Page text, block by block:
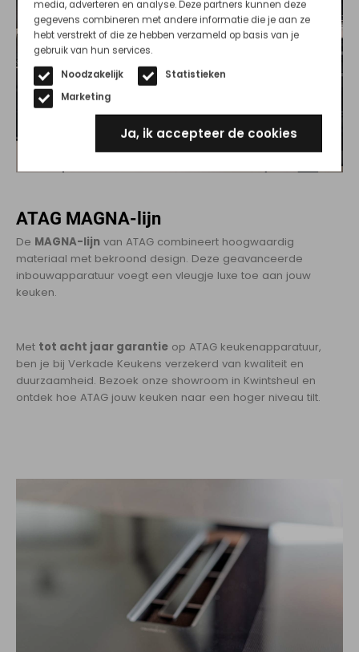
media, adverteren en analyse. Deze partners kunnen deze
gegevens combineren met andere informatie die je aan ze
hebt verstrekt of die ze hebben verzameld op basis van je
gebruik van hun services.
Noodzakelijk
Statistieken
Marketing
Ja, ik accepteer de cookies
ATAG MAGNA-lijn
De MAGNA-lijn van ATAG combineert hoogwaardig
materiaal met bekroond design. Deze geavanceerde
inbouwapparatuur voegt een vleugje luxe toe aan jouw
keuken.
Met tot acht jaar garantie op ATAG keukenapparatuur,
ben je bij Verkade Keukens verzekerd van kwaliteit en
duurzaamheid. Bezoek onze showroom in Kwintsheul en
ontdek hoe ATAG jouw keuken naar een hoger niveau tilt.